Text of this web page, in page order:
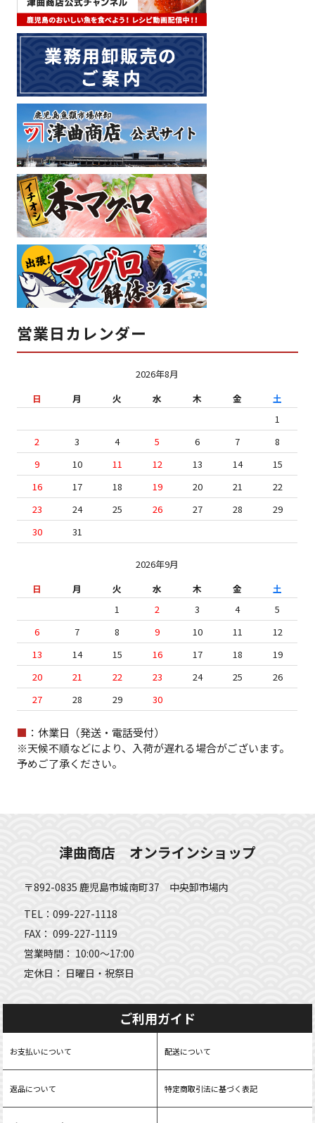
営業日カレンダー
2026年8月
日
月 火 水 木 金
土
1
2
3 4 5 6 7
8
9
10 11 12 13 14
15
16
17 18 19 20 21
22
23
24 25 26 27 28
29
30
31
2026年9月
日
月 火 水 木 金
土
1
2 3 4
5
6
7 8 9 10 11
12
13
14 15 16 17 18
19
20
21 22 23 24 25
26
27
28 29 30
■ ：休業日（発送・電話受付）
※天候不順などにより、入荷が遅れる場合がございます。
予めご了承ください。
津曲商店 オンラインショップ
〒892-0835 鹿児島市城南町37 中央卸市場内
TEL：099-227-1118
FAX： 099-227-1119
営業時間： 10:00～17:00
定休日： 日曜日・祝祭日
ご利用ガイド
お支払いについて 配送について
返品について 特定商取引法に基づく表記